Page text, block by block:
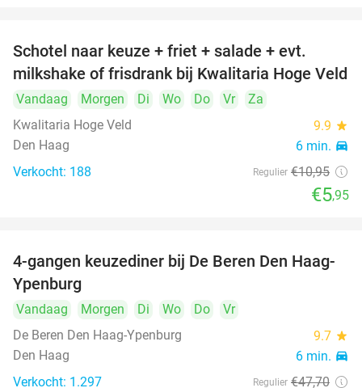
Schotel naar keuze + friet + salade + evt.
milkshake of frisdrank bij Kwalitaria Hoge Veld
Vandaag Morgen Di Wo Do Vr
Za
Kwalitaria Hoge Veld
9.9 star
Den Haag 6 min. directions_car
Verkocht: 188 Regulier €10,95
€5,95
46%
4-gangen keuzediner bij De Beren Den Haag-
Ypenburg
Vandaag Morgen Di Wo Do
Vr
De Beren Den Haag-Ypenburg
9.7 star
Den Haag 6 min. directions_car
Verkocht: 1.297 Regulier €47,70